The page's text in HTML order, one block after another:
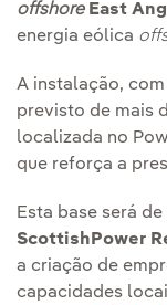
offshoreEast
energia eólica
A instalação,
previsto de mais
localizada no
que reforça a
Esta base será
ScottishPower
a criação de
capacidades